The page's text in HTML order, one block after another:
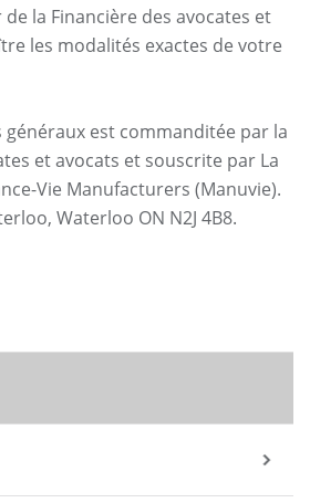
la Financière des avocates et
les modalités exactes de votre
généraux est commanditée par la
et avocats et souscrite par La
Vie Manufacturers (Manuvie).
Waterloo ON N2J 4B8.